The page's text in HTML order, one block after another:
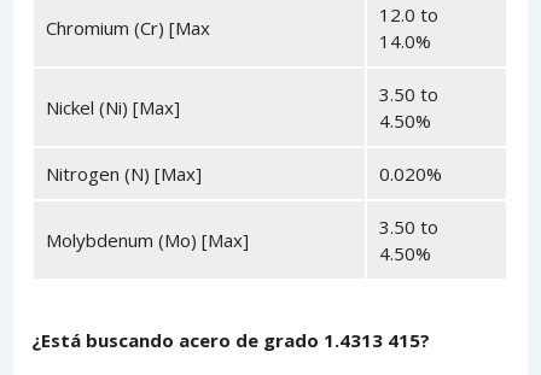
Chromium (Cr) [Max
12.0 to
14.0%
Nickel (Ni) [Max]
3.50 to
4.50%
Nitrogen (N) [Max] 0.020%
Molybdenum (Mo) [Max]
3.50 to
4.50%
¿Está buscando acero de grado 1.4313 415?